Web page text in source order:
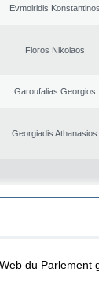
Evmoiridis Konstantinos
Floros Nikolaos
Garoufalias Georgios
Georgiadis Athanasios
Protection Security &
du Parlement